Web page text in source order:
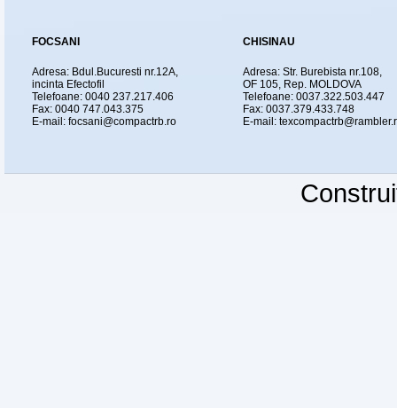
FOCSANI
Adresa: Bdul.Bucuresti nr.12A,
incinta Efectofil
Telefoane: 0040 237.217.406
Fax: 0040 747.043.375
E-mail: focsani@compactrb.ro
CHISINAU
Adresa: Str. Burebista nr.108,
OF 105, Rep. MOLDOVA
Telefoane: 0037.322.503.447
Fax: 0037.379.433.748
E-mail: